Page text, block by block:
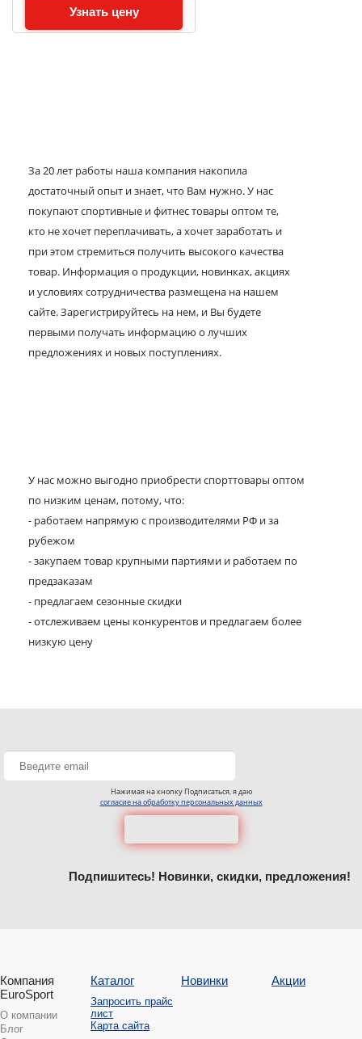
Узнать цену
За 20 лет работы наша компания накопила
достаточный опыт и знает, что Вам нужно. У нас
покупают спортивные и фитнес товары оптом те,
кто не хочет переплачивать, а хочет заработать и
при этом стремиться получить высокого качества
товар. Информация о продукции, новинках, акциях
и условиях сотрудничества размещена на нашем
сайте. Зарегистрируйтесь на нем, и Вы будете
первыми получать информацию о лучших
предложениях и новых поступлениях.
У нас можно выгодно приобрести спорттовары оптом
по низким ценам, потому, что:
- работаем напрямую с производителями РФ и за
рубежом
- закупаем товар крупными партиями и работаем по
предзаказам
- предлагаем сезонные скидки
- отслеживаем цены конкурентов и предлагаем более
низкую цену
Нажимая на кнопку Подписаться, я даю
согласие на обработку персональных данных
Подпишитесь! Новинки, скидки, предложения!
Компания
EuroSport
О компании
Блог
Каталог
Запросить прайс
лист
Карта сайта
Новинки Акции